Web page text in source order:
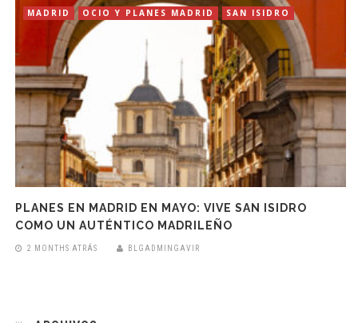
MADRID OCIO Y PLANES MADRID SAN ISIDRO
PLANES EN MADRID EN MAYO: VIVE SAN ISIDRO
COMO UN AUTÉNTICO MADRILEÑO
2 MONTHS ATRÁS BLGADMINGAVIR